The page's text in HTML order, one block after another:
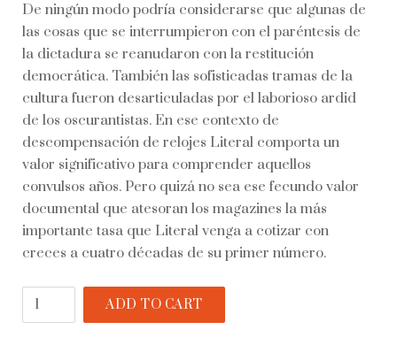
De ningún modo podría considerarse que algunas de
las cosas que se interrumpieron con el paréntesis de
la dictadura se reanudaron con la restitución
democrática. También las sofisticadas tramas de la
cultura fueron desarticuladas por el laborioso ardid
de los oscurantistas. En ese contexto de
descompensación de relojes Literal comporta un
valor significativo para comprender aquellos
convulsos años. Pero quizá no sea ese fecundo valor
documental que atesoran los magazines la más
importante tasa que Literal venga a cotizar con
creces a cuatro décadas de su primer número.
Literal
ADD TO CART